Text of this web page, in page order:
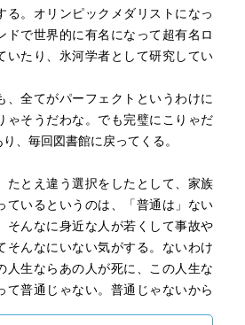
る。オリンピックメダリストになっ
ドで世界的に有名になって超有名ロ
いたり、氷河学者として研究してい
、全てがパーフェクトというわけに
ゃそうだわな。でも完璧にこりゃだ
、毎回図書館に戻ってくる。
たとえ違う選択をしたとして、家族
ているというのは、「普通は」ない
そんなに身近な人が若くして事故や
そんなにいない気がする。ないわけ
人生ならあの人が死に、この人生な
て普通じゃない。普通じゃないから